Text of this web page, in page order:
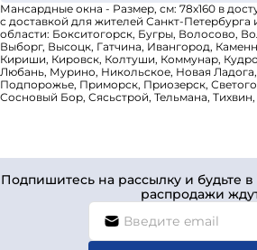
Мансардные окна - Размер, см: 78х160 в
с доставкой для жителей Санкт-Петербурга
области: Бокситогорск, Бугры, Волосово,
Выборг, Высоцк, Гатчина, Ивангород,
Кириши, Кировск, Колтуши, Коммунар,
Любань, Мурино, Никольское, Новая
Подпорожье, Приморск, Приозерск,
Сосновый Бор, Сясьстрой, Тельмана,
Подпишитесь на рассылку и будьте
распродажи